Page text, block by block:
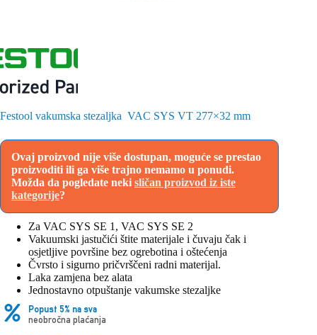
Festool vakumska stezaljka VAC SYS VT 277×32 mm
Ovaj proizvod nije više dostupan, moguće se prestao
proizvoditi ili ga više trajno nemamo u ponudi.
Možda da pogledate neki sličan proizvod iz iste
kategorije?
Za VAC SYS SE 1, VAC SYS SE 2
Vakuumski jastučići štite materijale i čuvaju čak i
osjetljive površine bez ogrebotina i oštećenja
Čvrsto i sigurno pričvrščeni radni materijal.
Laka zamjena bez alata
Jednostavno otpuštanje vakumske stezaljke
Popust 5% na sva
neobročna plaćanja